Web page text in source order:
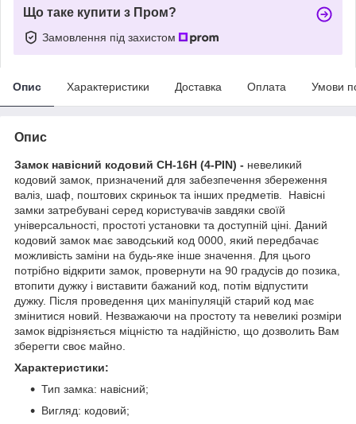
Що таке купити з Пром?
Замовлення під захистом
Опис Характеристики Доставка Оплата Умови
Опис
Замок навісний кодовий CH-16H (4-PIN) - невеликий
кодовий замок, призначений для забезпечення збереження
валіз, шаф, поштових скриньок та інших предметів. Навісні
замки затребувані серед користувачів завдяки своїй
універсальності, простоті установки та доступній ціні. Даний
кодовий замок має заводський код 0000, який передбачає
можливість заміни на будь-яке інше значення. Для цього
потрібно відкрити замок, провернути на 90 градусів до позика,
втопити дужку і виставити бажаний код, потім відпустити
дужку. Після проведення цих маніпуляцій старий код має
змінитися новий. Незважаючи на простоту та невеликі розміри
замок відрізняється міцністю та надійністю, що дозволить Вам
зберегти своє майно.
Характеристики:
Тип замка: навісний;
Вигляд: кодовий;